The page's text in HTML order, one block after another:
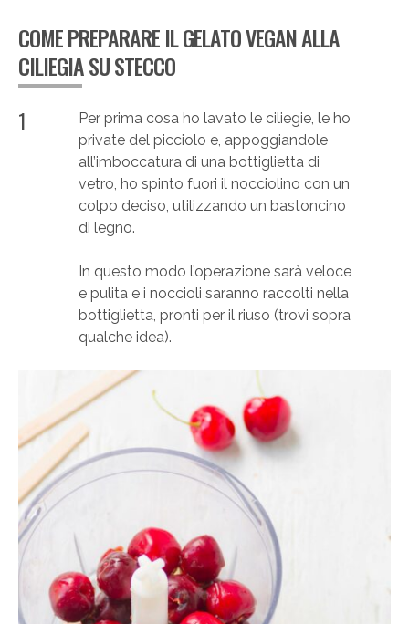
COME PREPARARE IL GELATO VEGAN ALLA
CILIEGIA SU STECCO
1
Per prima cosa ho lavato le ciliegie, le ho
private del picciolo e, appoggiandole
all’imboccatura di una bottiglietta di
vetro, ho spinto fuori il nocciolino con un
colpo deciso, utilizzando un bastoncino
di legno.
In questo modo l’operazione sarà veloce
e pulita e i noccioli saranno raccolti nella
bottiglietta, pronti per il riuso (trovi sopra
qualche idea).